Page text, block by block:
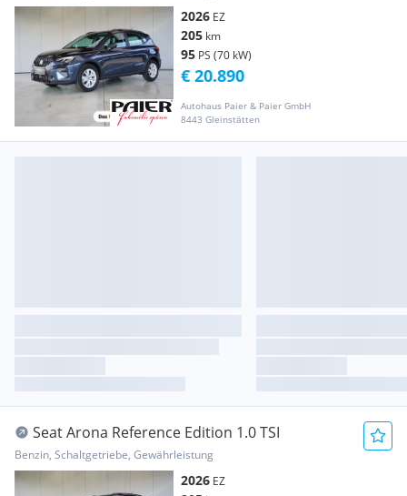
2026 EZ
205 km
95 PS (70 kW)
Autohaus Paier & Paier GmbH
8443 Gleinstätten
€ 20.890
Seat Arona Reference Edition 1.0 TSI
Benzin, Schaltgetriebe, Gewährleistung
2026 EZ